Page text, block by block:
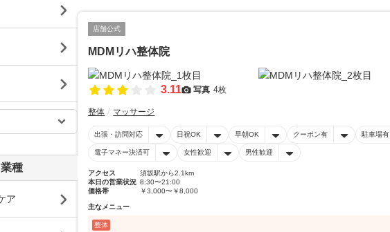
店舗公式
MDMリハ整体院
3.11 写真 4枚
整体 マッサージ
出張・訪問対応 日祝OK 早朝OK クーポン有 駐車場有
電子マネー決済可 女性歓迎 男性歓迎
アクセス
須坂駅から2.1km
本日の営業状況 8:30〜21:00
価格帯
￥3,000〜￥8,000
主なメニュー
整体
種
ア